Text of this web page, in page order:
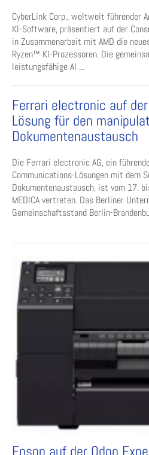
CyberLink Corp., weltweit führender
KI-Software, präsentiert auf der
in Zusammenarbeit mit AMD die
Ryzen™ KI-Prozessoren. Die
leistungsfähige AI ...
Ferrari electronic auf
Lösung für den
Dokumentenaustausch
Die Ferrari electronic AG, ein
Communications-Lösungen mit dem
Dokumentenaustausch, ist vom 17.
MEDICA vertreten. Das Berliner
Gemeinschaftsstand Berlin-
Epson auf der Odoo